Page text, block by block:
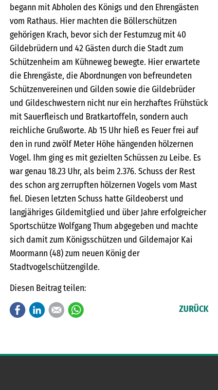
begann mit Abholen des Königs und den Ehrengästen
vom Rathaus. Hier machten die Böllerschützen
gehörigen Krach, bevor sich der Festumzug mit 40
Gildebrüdern und 42 Gästen durch die Stadt zum
Schützenheim am Kühneweg bewegte. Hier erwartete
die Ehrengäste, die Abordnungen von befreundeten
Schützenvereinen und Gilden sowie die Gildebrüder
und Gildeschwestern nicht nur ein herzhaftes Frühstück
mit Sauerfleisch und Bratkartoffeln, sondern auch
reichliche Grußworte. Ab 15 Uhr hieß es Feuer frei auf
den in rund zwölf Meter Höhe hängenden hölzernen
Vogel. Ihm ging es mit gezielten Schüssen zu Leibe. Es
war genau 18.23 Uhr, als beim 2.376. Schuss der Rest
des schon arg zerrupften hölzernen Vogels vom Mast
fiel. Diesen letzten Schuss hatte Gildeoberst und
langjähriges Gildemitglied und über Jahre erfolgreicher
Sportschütze Wolfgang Thum abgegeben und machte
sich damit zum Königsschützen und Gildemajor Kai
Moormann (48) zum neuen König der
Stadtvogelschützengilde.
Diesen Beitrag teilen:
FacebookLinkedInE-mail ZURÜCK